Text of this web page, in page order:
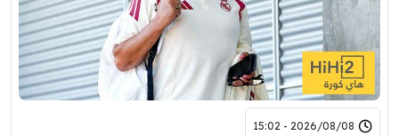
2026/08/08 - 15:02